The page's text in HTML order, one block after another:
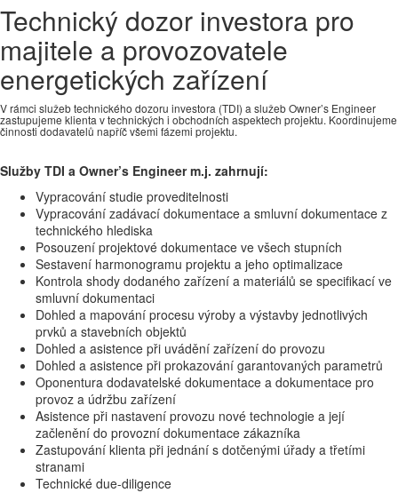
Technický dozor investora pro
majitele a provozovatele
energetických zařízení
V rámci služeb technického dozoru investora (TDI) a služeb Owner’s Engineer
zastupujeme klienta v technických i obchodních aspektech projektu. Koordinujeme
činnosti dodavatelů napříč všemi fázemi projektu.
Služby TDI a Owner’s Engineer m.j. zahrnují:
Vypracování studie proveditelnosti
Vypracování zadávací dokumentace a smluvní dokumentace z
technického hlediska
Posouzení projektové dokumentace ve všech stupních
Sestavení harmonogramu projektu a jeho optimalizace
Kontrola shody dodaného zařízení a materiálů se specifikací ve
smluvní dokumentaci
Dohled a mapování procesu výroby a výstavby jednotlivých
prvků a stavebních objektů
Dohled a asistence při uvádění zařízení do provozu
Dohled a asistence při prokazování garantovaných parametrů
Oponentura dodavatelské dokumentace a dokumentace pro
provoz a údržbu zařízení
Asistence při nastavení provozu nové technologie a její
začlenění do provozní dokumentace zákazníka
Zastupování klienta při jednání s dotčenými úřady a třetími
stranami
Technické due-diligence